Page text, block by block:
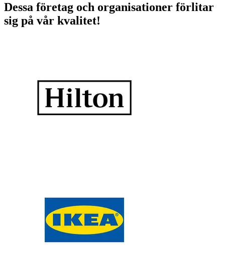
Dessa företag och organisationer förlitar
sig på vår kvalitet!